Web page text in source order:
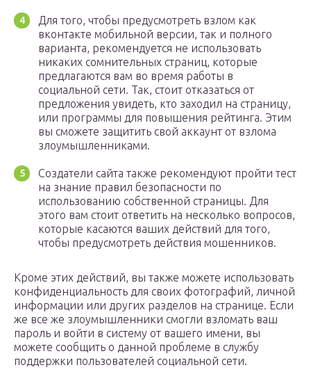
Для того, чтобы предусмотреть взлом как
вконтакте мобильной версии, так и полного
варианта, рекомендуется не использовать
никаких сомнительных страниц, которые
предлагаются вам во время работы в
социальной сети. Так, стоит отказаться от
предложения увидеть, кто заходил на страницу,
или программы для повышения рейтинга. Этим
вы сможете защитить свой аккаунт от взлома
злоумышленниками.
Создатели сайта также рекомендуют пройти тест
на знание правил безопасности по
использованию собственной страницы. Для
этого вам стоит ответить на несколько вопросов,
которые касаются ваших действий для того,
чтобы предусмотреть действия мошенников.
Кроме этих действий, вы также можете использовать
конфиденциальность для своих фотографий, личной
информации или других разделов на странице. Если
же все же злоумышленники смогли взломать ваш
пароль и войти в систему от вашего имени, вы
можете сообщить о данной проблеме в службу
поддержки пользователей социальной сети.